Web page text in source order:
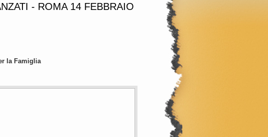
- ROMA 14 FEBBRAIO
la Famiglia